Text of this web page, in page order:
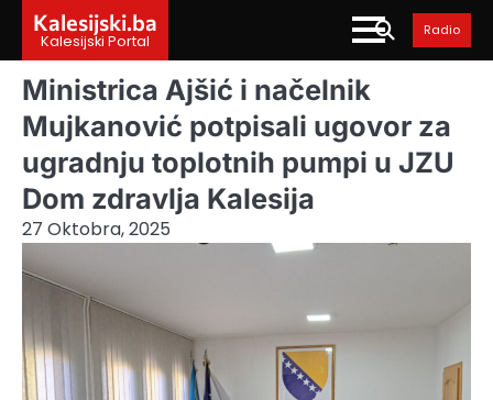
content
Kalesijski.ba
Kalesijski Portal
Radio
Ministrica Ajšić i načelnik
Mujkanović potpisali ugovor za
ugradnju toplotnih pumpi u JZU
Dom zdravlja Kalesija
27 Oktobra, 2025